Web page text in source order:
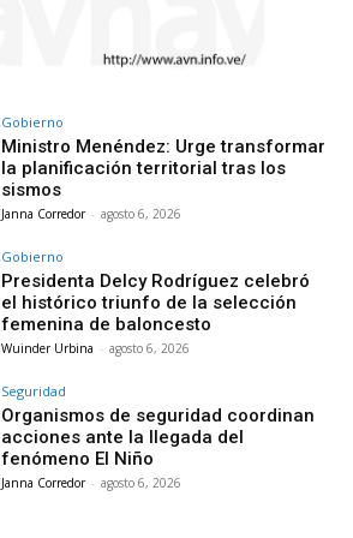
Gobierno
Ministro Menéndez: Urge transformar
la planificación territorial tras los
sismos
Janna Corredor - agosto 6, 2026
Gobierno
Presidenta Delcy Rodríguez celebró
el histórico triunfo de la selección
femenina de baloncesto
Wuinder Urbina - agosto 6, 2026
Seguridad
Organismos de seguridad coordinan
acciones ante la llegada del
fenómeno El Niño
Janna Corredor - agosto 6, 2026